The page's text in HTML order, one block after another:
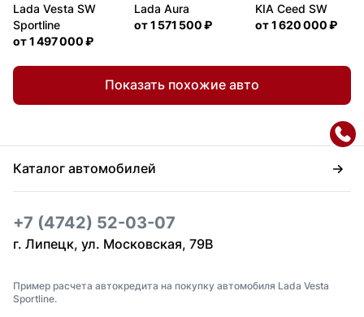
Lada Vesta SW
Sportline
от1 497 000 ₽
Lada Aura
от1 571 500 ₽
KIA Ceed SW
от1 620 000 ₽
Показать похожие авто
Каталог автомобилей
+7 (4742) 52-03-07
г. Липецк, ул. Московская, 79В
Пример расчета автокредита на покупку автомобиля Lada Vesta
Sportline.